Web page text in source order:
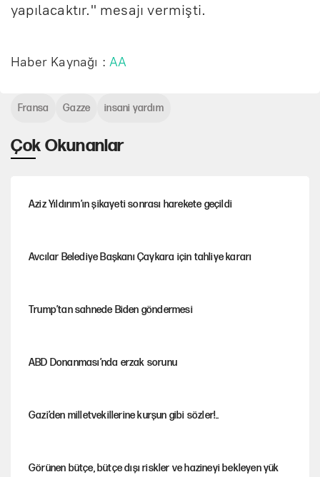
yapılacaktır." mesajı vermişti.
Haber Kaynağı :AA
Çok Okunanlar
Aziz Yıldırım’ın şikayeti sonrası harekete geçildi
Avcılar Belediye Başkanı Çaykara için tahliye kararı
Trump’tan sahnede Biden göndermesi
ABD Donanması’nda erzak sorunu
Gazi’den milletvekillerine kurşun gibi sözler!..
Görünen bütçe, bütçe dışı riskler ve hazineyi bekleyen yük
Fransa Gazze insani yardım